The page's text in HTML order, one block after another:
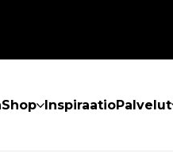
Shop InspiraatioPalvelut